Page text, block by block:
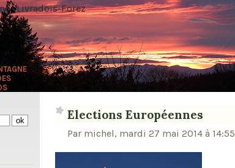
· Livradois-Forez
Elections Européennes
Par michel, mardi 27 mai 2014 à 14:55